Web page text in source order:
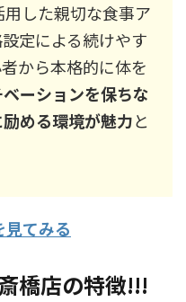
した親切な食事ア
定による続けやす
から本格的に体を
ーションを保ちな
める環境が魅力と
てみる
橋店の特徴!!!